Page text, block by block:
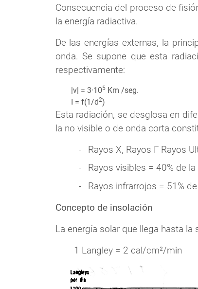
Consecuencia del proceso de
la energía radiactiva.
De las energías externas, la
onda. Se supone que esta
respectivamente:
|v| = 3·105Km /seg.
I = f(1/d2)
Esta radiación, se desglosa en
la no visible o de onda corta
Rayos X, Rayos Γ Rayos
Rayos visibles = 40% de
Rayos infrarrojos = 51%
Concepto de insolación
La energía solar que llega hasta
1 Langley = 2 cal/cm²/min